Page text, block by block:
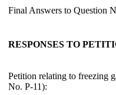
Final Answers to Question
RESPONSES TO
Petition relating to freezing
No. P-11):